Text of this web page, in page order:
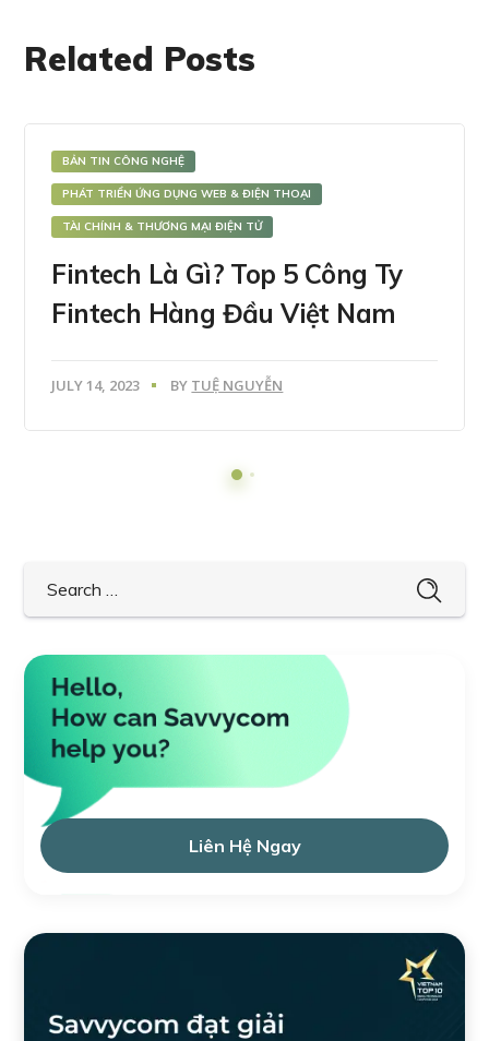
Related Posts
BẢN TIN CÔNG NGHỆ
PHÁT TRIỂN ỨNG DỤNG WEB & ĐIỆN THOẠI
TÀI CHÍNH & THƯƠNG MẠI ĐIỆN TỬ
Fintech Là Gì? Top 5 Công Ty
Fintech Hàng Đầu Việt Nam
JULY 14, 2023 BY TUỆ NGUYỄN
Liên Hệ Ngay